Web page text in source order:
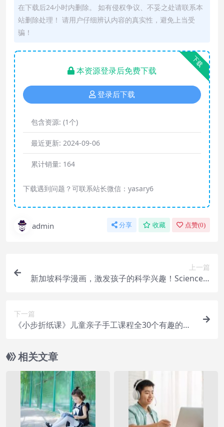
在下载后24小时内删除。 如有侵权争议、不妥之处请联系本
站删除处理！ 请用户仔细辨认内容的真实性，避免上当受
骗！
下载
本资源登录后免费下载
登录后下载
包含资源: (1个)
最近更新: 2024-09-06
累计销量: 164
下载遇到问题？可联系站长微信：yasary6
admin 分享 收藏 点赞(0)
上一篇
新加坡科学漫画，激发孩子的科学兴趣！Science A
下一篇
《小步折纸课》儿童亲子手工课程全30个有趣的折
相关文章